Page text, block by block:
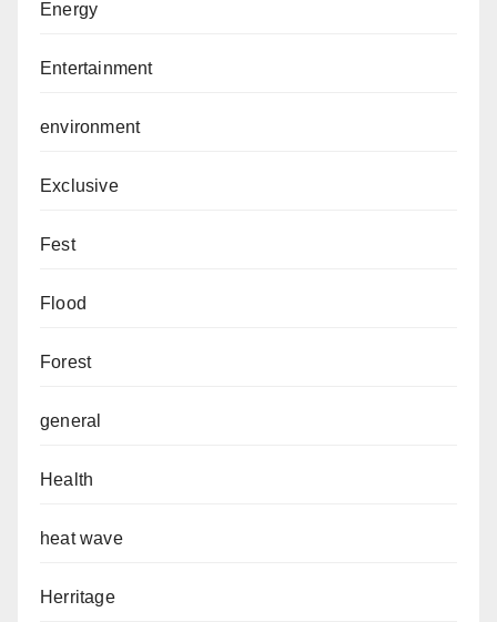
Energy
Entertainment
environment
Exclusive
Fest
Flood
Forest
general
Health
heat wave
Herritage